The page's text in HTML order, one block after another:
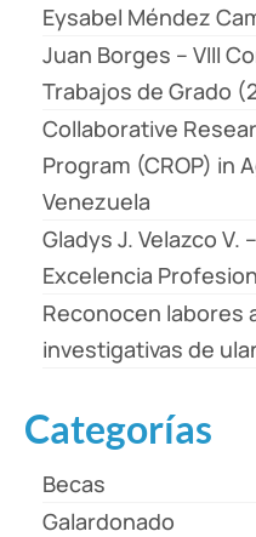
Eysabel Méndez
Juan Borges – VIII
Trabajos de Grado
Collaborative
Program (CROP) in
Venezuela
Gladys J. Velazco V.
Excelencia
Reconocen labores
investigativas de
Categorías
Becas
Galardonado